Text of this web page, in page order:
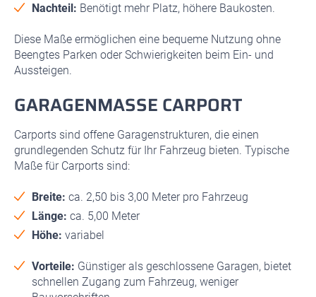
Nachteil: Benötigt mehr Platz, höhere Baukosten.
Diese Maße ermöglichen eine bequeme Nutzung ohne
Beengtes Parken oder Schwierigkeiten beim Ein- und
Aussteigen.
GARAGENMASSE CARPORT
Carports sind offene Garagenstrukturen, die einen
grundlegenden Schutz für Ihr Fahrzeug bieten. Typische
Maße für Carports sind:
Breite: ca. 2,50 bis 3,00 Meter pro Fahrzeug
Länge: ca. 5,00 Meter
Höhe: variabel
Vorteile: Günstiger als geschlossene Garagen, bietet
schnellen Zugang zum Fahrzeug, weniger